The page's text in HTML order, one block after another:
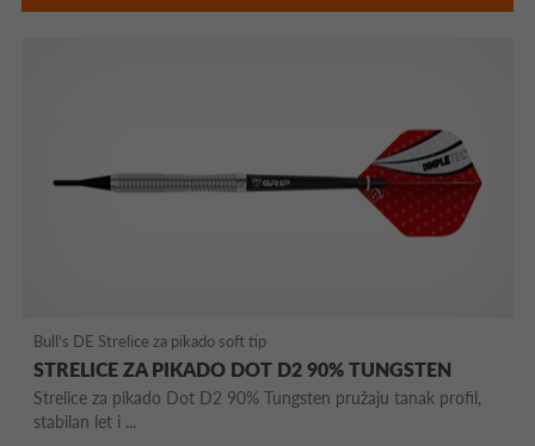
Bull's DE Strelice za pikado soft tip
STRELICE ZA PIKADO DOT D2 90% TUNGSTEN
Strelice za pikado Dot D2 90% Tungsten pružaju tanak profil,
stabilan let i ...